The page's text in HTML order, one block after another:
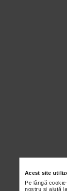
Acest site
Pe lângă
nostru și ajută